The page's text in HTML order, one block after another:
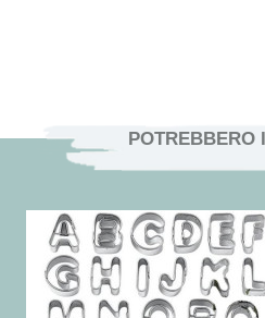
POTREBBERO